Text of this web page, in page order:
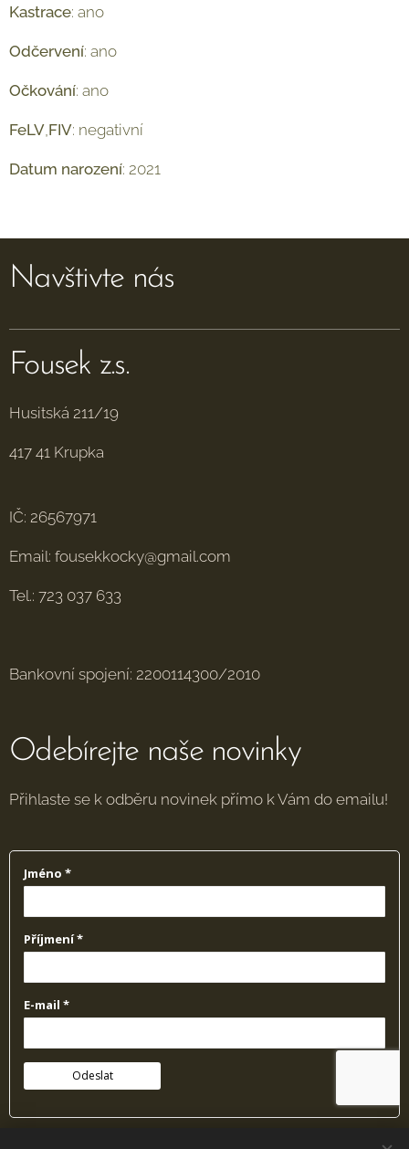
Kastrace: ano
Odčervení: ano
Očkování: ano
FeLV FIV: negativní
Datum narození: 2021
Navštivte nás
Fousek z.s.
Husitská 211/19
417 41 Krupka
IČ: 26567971
Email: fousekkocky@gmail.com
Tel.: 723 037 633
Bankovní spojení: 2200114300/2010
Odebírejte naše novinky
Přihlaste se k odběru novinek přímo k Vám do emailu!